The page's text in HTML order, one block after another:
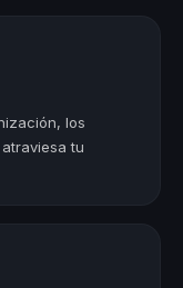
los
tu